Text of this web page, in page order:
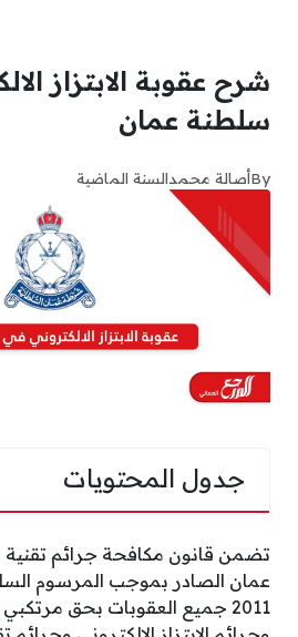
شرح عقوبة الابتزاز
سلطنة عمان
Byأصالة محمدالسنة الماضية
جدول المحتويات
تضمن قانون مكافحة جرائم
2011 جميع العقوبات بحق مرتكبي